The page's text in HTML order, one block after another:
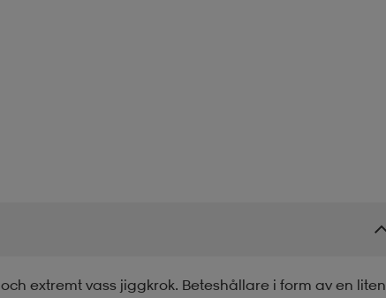
extremt vass jiggkrok. Beteshållare i form av en liten